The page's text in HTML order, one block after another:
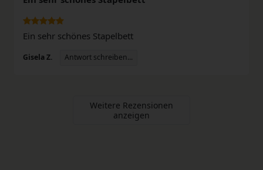
Ein sehr schönes Stapelbett
Gisela Z. Antwort schreiben...
Weitere Rezensionen
anzeigen